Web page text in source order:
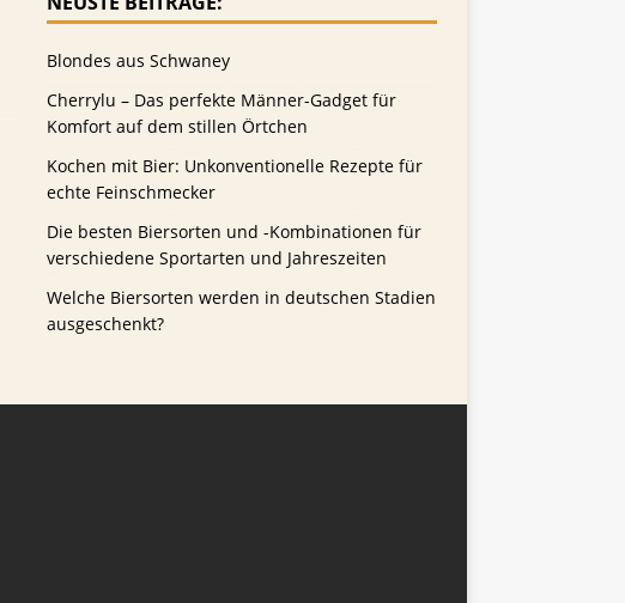
Blondes aus Schwaney
Cherrylu – Das perfekte Männer-Gadget für
Komfort auf dem stillen Örtchen
Kochen mit Bier: Unkonventionelle Rezepte für
echte Feinschmecker
Die besten Biersorten und -Kombinationen für
verschiedene Sportarten und Jahreszeiten
Welche Biersorten werden in deutschen Stadien
ausgeschenkt?